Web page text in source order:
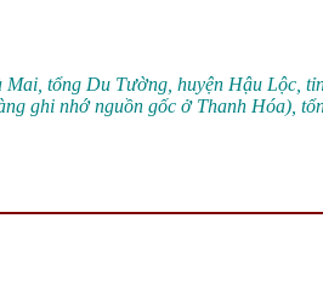
tổng Du Tường, huyện Hậu Lộc,
ghi nhớ nguồn gốc ở Thanh Hóa),